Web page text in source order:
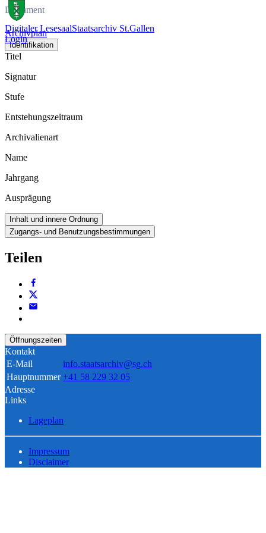
Digitaler LesesaalStaatsarchiv St.Gallen
Login
Dokument
Archivplan
Identifikation
Titel
Signatur
Stufe
Entstehungszeitraum
Archivalienart
Name
Jahrgang
Ausprägung
Inhalt und innere Ordnung
Zugangs- und Benutzungsbestimmungen
Teilen
Öffnungszeiten
Kontakt
E-Mail
info.staatsarchiv@sg.ch
Hauptnummer +41 58 229 32 05
Adresse
Links
Lageplan
Impressum
Disclaimer